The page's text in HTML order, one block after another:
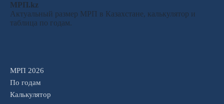
МРП.kz
Актуальный размер МРП в Казахстане, калькулятор и
таблица по годам.
МРП 2026
По годам
Калькулятор